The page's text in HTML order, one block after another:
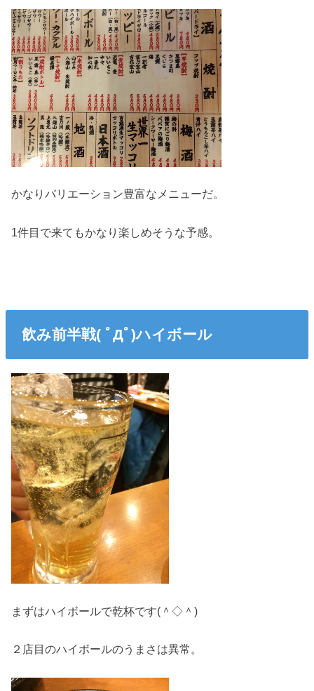
かなりバリエーション豊富なメニューだ。
1件目で来てもかなり楽しめそうな予感。
飲み前半戦( ﾟДﾟ)ハイボール
まずはハイボールで乾杯です(＾◇＾)
２店目のハイボールのうまさは異常。